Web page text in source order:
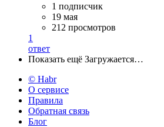
1 подписчик
19 мая
212 просмотров
1
ответ
Показать ещё Загружается…
© Habr
О сервисе
Правила
Обратная связь
Блог